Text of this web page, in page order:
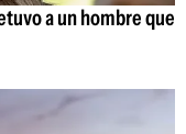
a un hombre que